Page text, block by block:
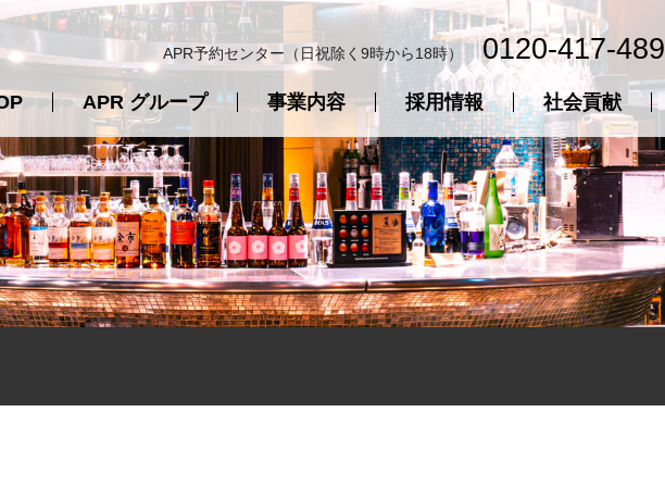
APR予約センター（日祝除く9時から18時） 0120-417-489
APR グループ 事業内容 採用情報 社会貢献